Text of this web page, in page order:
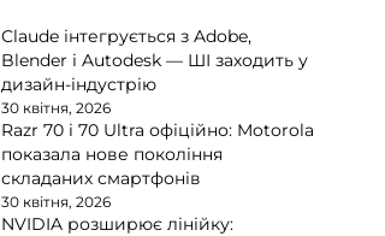
Claude інтегрується з Adobe,
Blender і Autodesk — ШІ заходить у
дизайн-індустрію
30 квітня, 2026
Razr 70 і 70 Ultra офіційно: Motorola
показала нове покоління
складаних смартфонів
30 квітня, 2026
NVIDIA розширює лінійку: